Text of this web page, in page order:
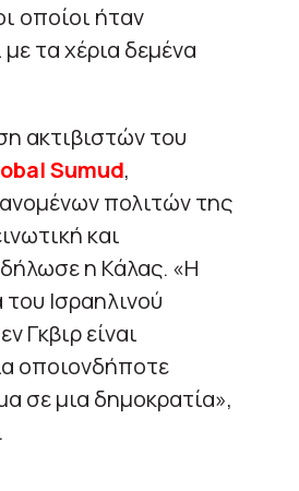
οποίοι ήταν
τα χέρια δεμένα
ακτιβιστών του
Sumud,
πολιτών της
και
η Κάλας. «Η
Ισραηλινού
Γκβιρ είναι
οποιονδήποτε
σε μια δημοκρατία»,